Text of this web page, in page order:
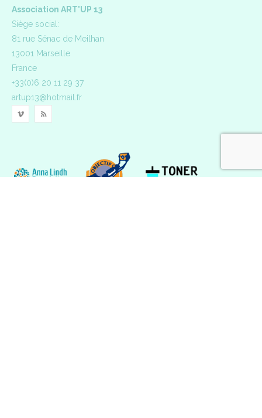
Association ART'UP 13
Siège social:
81 rue Sénac de Meilhan
13001 Marseille
France
+33(0)6 20 11 29 37
artup13@hotmail.fr